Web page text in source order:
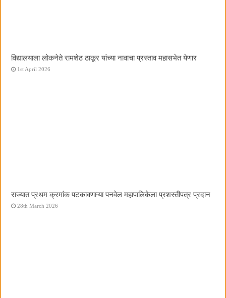
विद्यालयाला लोकनेते रामशेठ ठाकूर यांच्या नावाचा प्रस्ताव महासभेत येणार
1st April 2026
राज्यात प्रथम क्रमांक पटकावणाऱ्या पनवेल महापालिकेला प्रशस्तीपत्र प्रदान
28th March 2026